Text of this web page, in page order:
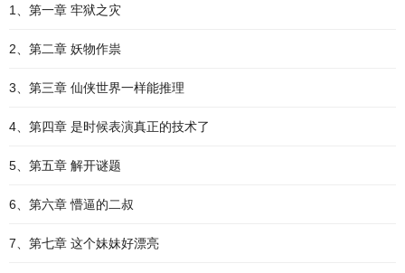
1、第一章 牢狱之灾
2、第二章 妖物作祟
3、第三章 仙侠世界一样能推理
4、第四章 是时候表演真正的技术了
5、第五章 解开谜题
6、第六章 懵逼的二叔
7、第七章 这个妹妹好漂亮